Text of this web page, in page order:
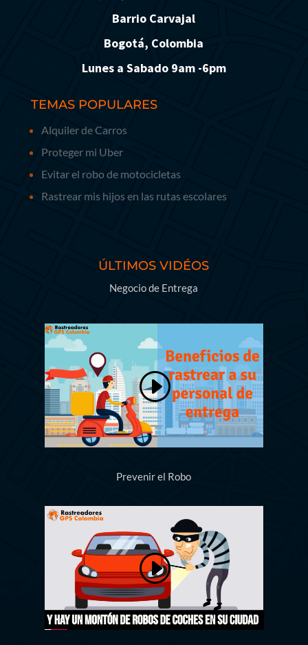
Barrio Carvajal
Bogotá, Colombia
Lunes a Sabado 9am -6pm
TEMAS POPULARES
Alquiler de Carros
Proteger mi Uber
Evitar el robo de motocicletas
Rastrear mis hijos en las rutas escolares
ÚLTIMOS VIDÉOS
Negocio de Entrega
Prevenir el Robo